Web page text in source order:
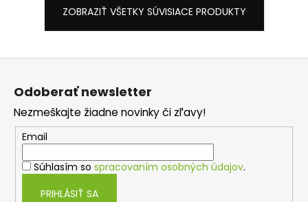
ZOBRAZIŤ VŠETKY SÚVISIACE PRODUKTY
Odoberať newsletter
Nezmeškajte žiadne novinky či zľavy!
Email
Súhlasím so spracovaním osobných údajov.
PRIHLÁSIŤ SA